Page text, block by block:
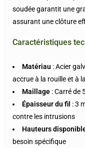
soudée garantit une
assurant une clôture
Caractéristiques
Matériau : Acier
accrue à la rouille et à
Maillage : Carré de
Épaisseur du fil : 3
contre les intrusions
Hauteurs
besoin spécifique